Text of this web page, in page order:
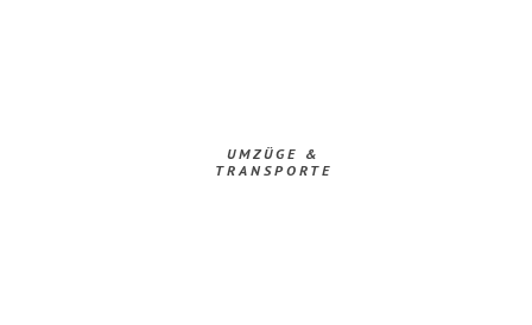
UMZÜGE &
TRANSPORTE